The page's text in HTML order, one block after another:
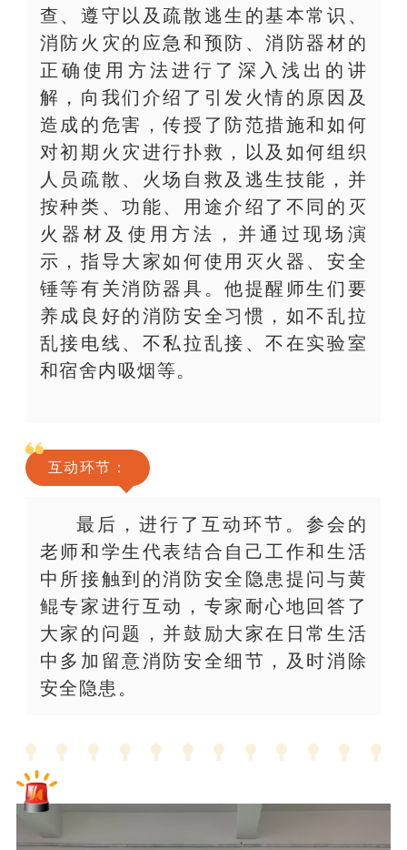
查、遵守以及疏散逃生的基本常识、
消防火灾的应急和预防、消防器材的
正确使用方法进行了深入浅出的讲
解，向我们介绍了引发火情的原因及
造成的危害，传授了防范措施和如何
对初期火灾进行扑救，以及如何组织
人员疏散、火场自救及逃生技能，并
按种类、功能、用途介绍了不同的灭
火器材及使用方法，并通过现场演
示，指导大家如何使用灭火器、安全
锤等有关消防器具。他提醒师生们要
养成良好的消防安全习惯，如不乱拉
乱接电线、不私拉乱接、不在实验室
和宿舍内吸烟等。
互动环节：
最后，进行了互动环节。参会的
老师和学生代表结合自己工作和生活
中所接触到的消防安全隐患提问与黄
鲲专家进行互动，专家耐心地回答了
大家的问题，并鼓励大家在日常生活
中多加留意消防安全细节，及时消除
安全隐患。